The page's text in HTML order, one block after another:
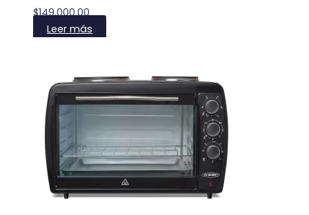
$149,000.00
Leer más